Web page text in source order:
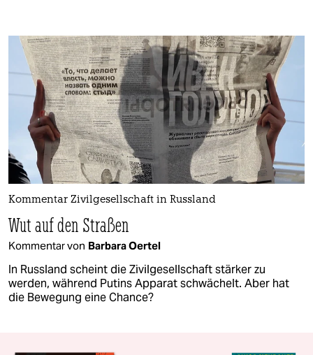
Kommentar Zivilgesellschaft in Russland
Wut auf den Straßen
Kommentar von Barbara Oertel
In Russland scheint die Zivilgesellschaft stärker zu
werden, während Putins Apparat schwächelt. Aber hat
die Bewegung eine Chance?